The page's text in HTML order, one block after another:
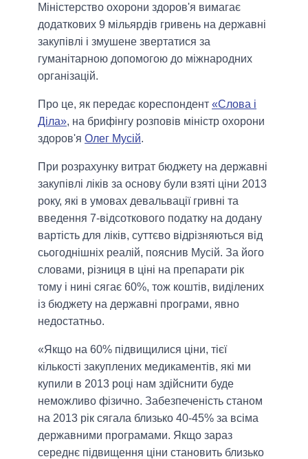
Міністерство охорони здоров'я вимагає
додаткових 9 мільярдів гривень на державні
закупівлі і змушене звертатися за
гуманітарною допомогою до міжнародних
організацій.
Про це, як передає кореспондент «Слова і
Діла», на брифінгу розповів міністр охорони
здоров'я Олег Мусій.
При розрахунку витрат бюджету на державні
закупівлі ліків за основу були взяті ціни 2013
року, які в умовах девальвації гривні та
введення 7-відсоткового податку на додану
вартість для ліків, суттєво відрізняються від
сьогоднішніх реалій, пояснив Мусій. За його
словами, різниця в ціні на препарати рік
тому і нині сягає 60%, тож коштів, виділених
із бюджету на державні програми, явно
недостатньо.
«Якщо на 60% підвищилися ціни, тієї
кількості закуплених медикаментів, які ми
купили в 2013 році нам здійснити буде
неможливо фізично. Забезпеченість станом
на 2013 рік сягала близько 40-45% за всіма
державними програмами. Якщо зараз
середнє підвищення ціни становить близько